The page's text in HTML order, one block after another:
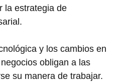
la estrategia de
y los cambios en
obligan a las
su manera de trabajar.